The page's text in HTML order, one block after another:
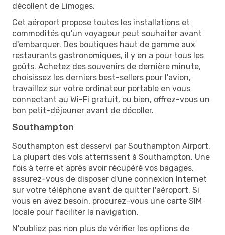
décollent de Limoges.
Cet aéroport propose toutes les installations et
commodités qu'un voyageur peut souhaiter avant
d'embarquer. Des boutiques haut de gamme aux
restaurants gastronomiques, il y en a pour tous les
goûts. Achetez des souvenirs de dernière minute,
choisissez les derniers best-sellers pour l'avion,
travaillez sur votre ordinateur portable en vous
connectant au Wi-Fi gratuit, ou bien, offrez-vous un
bon petit-déjeuner avant de décoller.
Southampton
Southampton est desservi par Southampton Airport.
La plupart des vols atterrissent à Southampton. Une
fois à terre et après avoir récupéré vos bagages,
assurez-vous de disposer d'une connexion Internet
sur votre téléphone avant de quitter l'aéroport. Si
vous en avez besoin, procurez-vous une carte SIM
locale pour faciliter la navigation.
N'oubliez pas non plus de vérifier les options de